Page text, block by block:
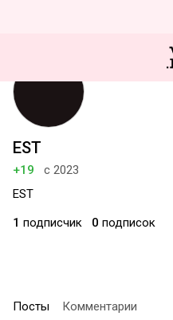
EST
+19
с 2023
EST
1 подписчик 0 подписок
Посты Комментарии